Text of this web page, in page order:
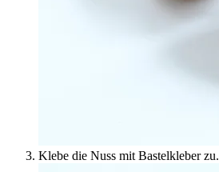
Klebe die Nuss mit Bastelkleber zu.